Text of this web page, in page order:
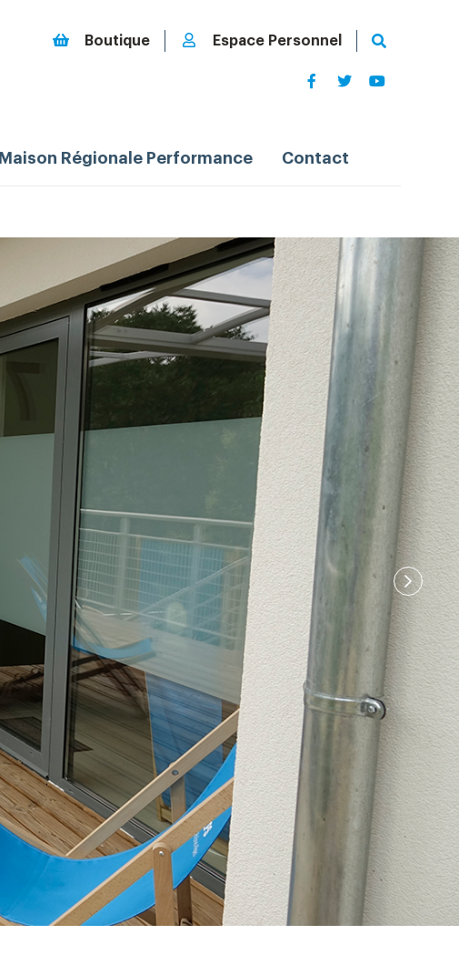
Boutique Espace Personnel
Maison Régionale Performance Contact